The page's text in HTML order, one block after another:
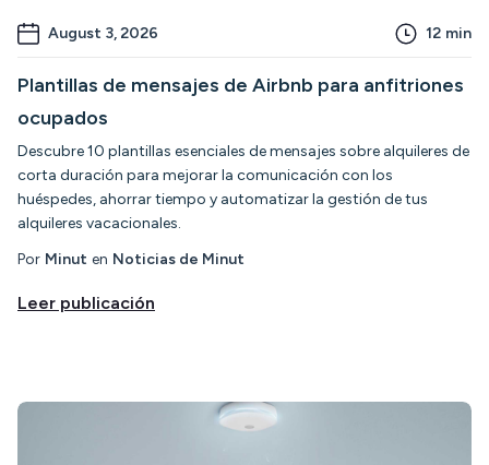
August 3, 2026 12 min
Plantillas de mensajes de Airbnb para anfitriones
ocupados
Descubre 10 plantillas esenciales de mensajes sobre alquileres de
corta duración para mejorar la comunicación con los
huéspedes, ahorrar tiempo y automatizar la gestión de tus
alquileres vacacionales.
Por Minut en Noticias de Minut
Leer publicación